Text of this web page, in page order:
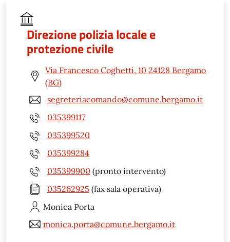
Direzione polizia locale e
protezione civile
Via Francesco Coghetti, 10 24128 Bergamo
(BG)
segreteriacomando@comune.bergamo.it
035399117
035399520
035399284
035399900 (pronto intervento)
035262925 (fax sala operativa)
Monica Porta
monica.porta@comune.bergamo.it